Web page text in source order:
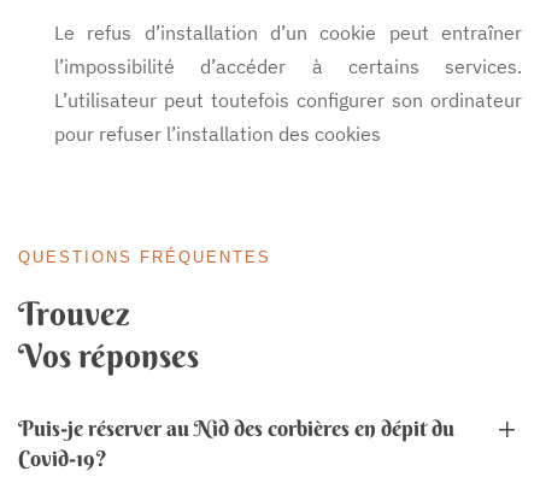
Le refus d’installation d’un cookie peut entraîner
l’impossibilité d’accéder à certains services.
L’utilisateur peut toutefois configurer son ordinateur
pour refuser l’installation des cookies
QUESTIONS FRÉQUENTES
Trouvez
Vos réponses
Puis-je réserver au Nid des corbières en dépit du
Covid-19?